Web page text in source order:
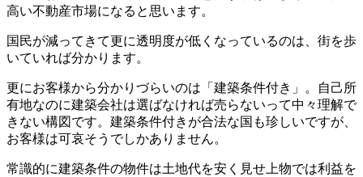
高い不動産市場になると思います。
国民が減ってきて更に透明度が低くなっているのは、街を歩
いていれば分かります。
更にお客様から分かりづらいのは「建築条件付き」。自己所
有地なのに建築会社は選ばなければ売らないって中々理解で
きない構図です。建築条件付きが合法な国も珍しいですが、
お客様は可哀そうでしかありません。
常識的に建築条件の物件は土地代を安く見せ上物では利益を